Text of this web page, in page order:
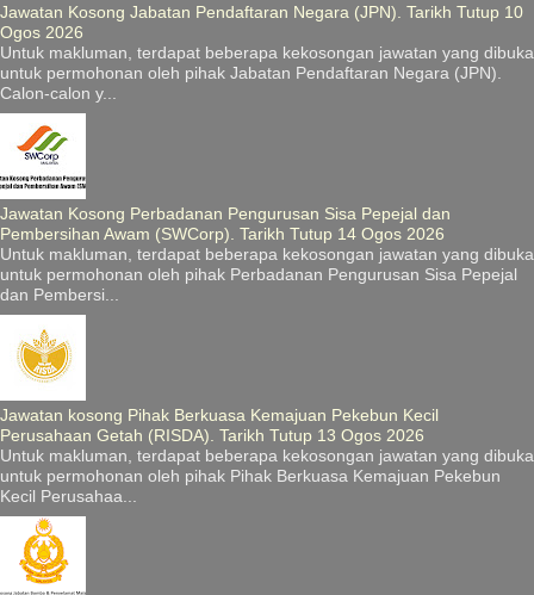
Jawatan Kosong Jabatan Pendaftaran Negara (JPN). Tarikh Tutup 10
Ogos 2026
Untuk makluman, terdapat beberapa kekosongan jawatan yang dibuka
untuk permohonan oleh pihak Jabatan Pendaftaran Negara (JPN).
Calon-calon y...
Jawatan Kosong Perbadanan Pengurusan Sisa Pepejal dan
Pembersihan Awam (SWCorp). Tarikh Tutup 14 Ogos 2026
Untuk makluman, terdapat beberapa kekosongan jawatan yang dibuka
untuk permohonan oleh pihak Perbadanan Pengurusan Sisa Pepejal
dan Pembersi...
Jawatan kosong Pihak Berkuasa Kemajuan Pekebun Kecil
Perusahaan Getah (RISDA). Tarikh Tutup 13 Ogos 2026
Untuk makluman, terdapat beberapa kekosongan jawatan yang dibuka
untuk permohonan oleh pihak Pihak Berkuasa Kemajuan Pekebun
Kecil Perusahaa...